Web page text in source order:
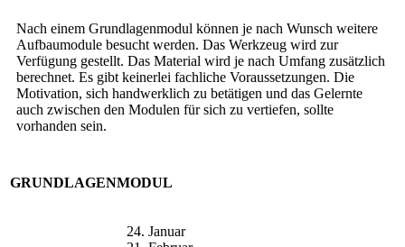
Nach einem Grundlagenmodul können je nach Wunsch weitere
Aufbaumodule besucht werden. Das Werkzeug wird zur
Verfügung gestellt. Das Material wird je nach Umfang zusätzlich
berechnet. Es gibt keinerlei fachliche Voraussetzungen. Die
Motivation, sich handwerklich zu betätigen und das Gelernte
auch zwischen den Modulen für sich zu vertiefen, sollte
vorhanden sein.
GRUNDLAGENMODUL
24. Januar